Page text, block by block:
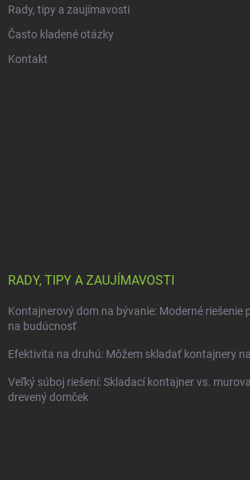
Rady, tipy a zaujímavosti
Často kladené otázky
Kontakt
RADY, TIPY A ZAUJÍMAVOSTI
Kontajnerový dom na bývanie: Moderné riešenie
na budúcnosť
Efektivita na druhú: Môžem skladať kontajnery
Veľký súboj riešení: Skladací kontajner vs.
drevený domček